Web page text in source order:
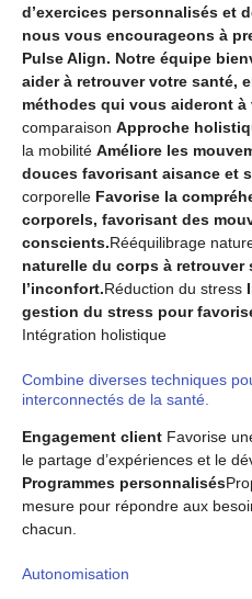
d’exercices personnalisés et
nous vous encourageons à
Pulse Align. Notre équipe
aider à retrouver votre santé,
méthodes qui vous aideront à
comparaison Approche
la mobilité Améliore les
douces favorisant aisance et
corporelle Favorise la
corporels, favorisant des
conscients.Rééquilibrage
naturelle du corps à
l’inconfort.Réduction du stress
gestion du stress pour
Intégration holistique
Combine diverses techniques
interconnectés de la santé.
Engagement client Favorise
le partage d’expériences et le
Programmes personnalisés
mesure pour répondre aux
chacun.
Autonomisation